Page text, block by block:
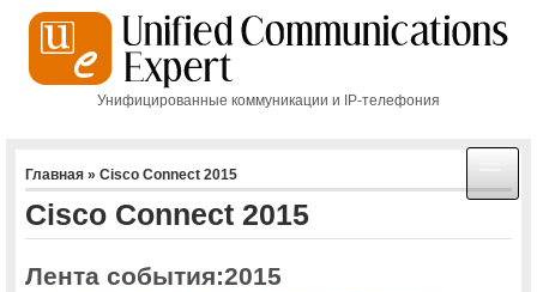
Унифицированные коммуникации и IP-телефония
КАРТА САЙТА
Главная » Cisco Connect 2015
Cisco Connect 2015
Лента события:2015